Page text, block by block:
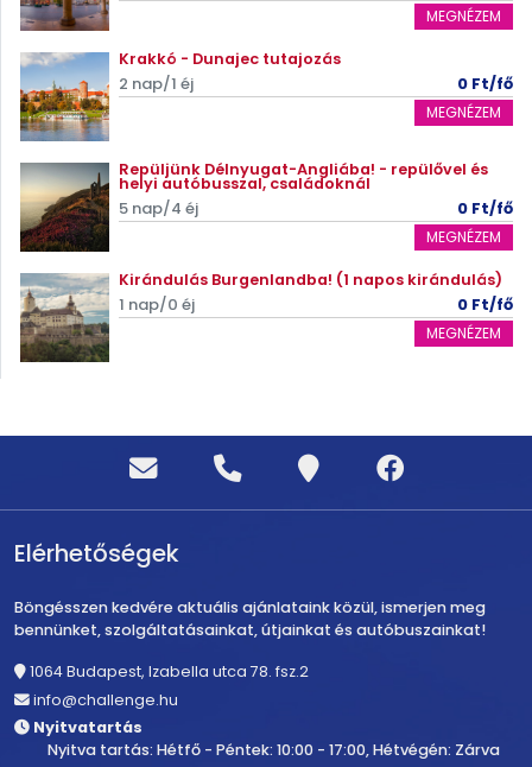
MEGNÉZEM
Krakkó - Dunajec tutajozás
2 nap/1 éj 0 Ft/fő
MEGNÉZEM
Repüljünk Délnyugat-Angliába! - repülővel és
helyi autóbusszal, családoknál
5 nap/4 éj 0 Ft/fő
MEGNÉZEM
Kirándulás Burgenlandba! (1 napos kirándulás)
1 nap/0 éj 0 Ft/fő
MEGNÉZEM
Elérhetőségek
Böngésszen kedvére aktuális ajánlataink közül, ismerjen meg
bennünket, szolgáltatásainkat, útjainkat és autóbuszainkat!
1064 Budapest, Izabella utca 78. fsz.2
info@challenge.hu
Nyitvatartás
Nyitva tartás: Hétfő - Péntek: 10:00 - 17:00, Hétvégén: Zárva